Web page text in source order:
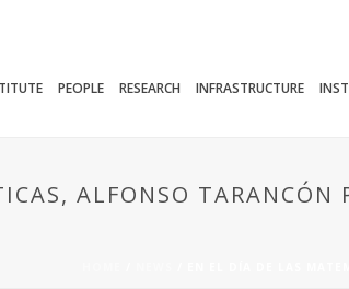
PEOPLE RESEARCH INFRASTRUCTURE
ALFONSO TARANCÓN